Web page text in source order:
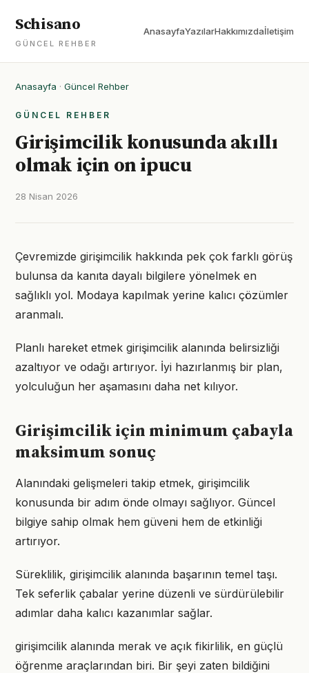
Schisano
GÜNCEL REHBER
AnasayfaYazılarHakkımızdaİletişim
Anasayfa · Güncel Rehber
GÜNCEL REHBER
Girişimcilik konusunda akıllı
olmak için on ipucu
28 Nisan 2026
Çevremizde girişimcilik hakkında pek çok farklı görüş
bulunsa da kanıta dayalı bilgilere yönelmek en
sağlıklı yol. Modaya kapılmak yerine kalıcı çözümler
aranmalı.
Planlı hareket etmek girişimcilik alanında belirsizliği
azaltıyor ve odağı artırıyor. İyi hazırlanmış bir plan,
yolculuğun her aşamasını daha net kılıyor.
Girişimcilik için minimum çabayla
maksimum sonuç
Alanındaki gelişmeleri takip etmek, girişimcilik
konusunda bir adım önde olmayı sağlıyor. Güncel
bilgiye sahip olmak hem güveni hem de etkinliği
artırıyor.
Süreklilik, girişimcilik alanında başarının temel taşı.
Tek seferlik çabalar yerine düzenli ve sürdürülebilir
adımlar daha kalıcı kazanımlar sağlar.
girişimcilik alanında merak ve açık fikirlilik, en güçlü
öğrenme araçlarından biri. Bir şeyi zaten bildiğini